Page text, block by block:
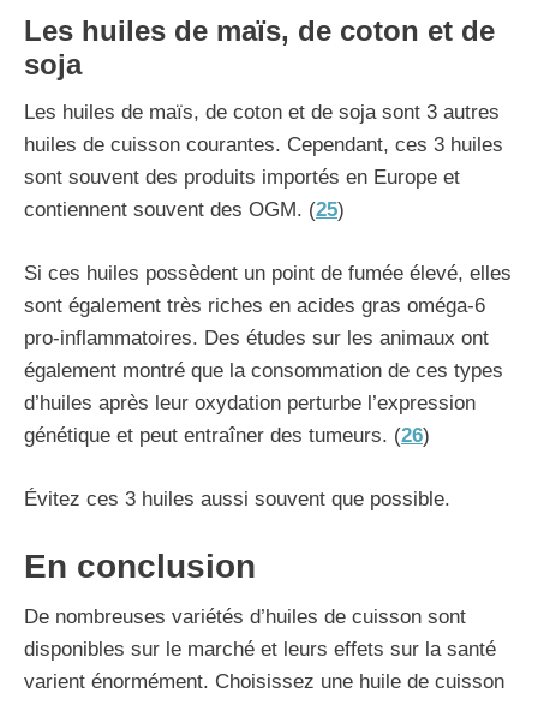
Les huiles de maïs, de coton et de
soja
Les huiles de maïs, de coton et de soja sont 3 autres
huiles de cuisson courantes. Cependant, ces 3 huiles
sont souvent des produits importés en Europe et
contiennent souvent des OGM. (25)
Si ces huiles possèdent un point de fumée élevé, elles
sont également très riches en acides gras oméga-6
pro-inflammatoires. Des études sur les animaux ont
également montré que la consommation de ces types
d’huiles après leur oxydation perturbe l’expression
génétique et peut entraîner des tumeurs. (26)
Évitez ces 3 huiles aussi souvent que possible.
En conclusion
De nombreuses variétés d’huiles de cuisson sont
disponibles sur le marché et leurs effets sur la santé
varient énormément. Choisissez une huile de cuisson